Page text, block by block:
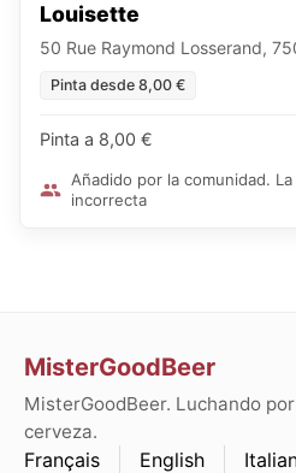
Louisette
50 Rue Raymond Losserand,
Pinta desde 8,00 €
Pinta a 8,00 €
Añadido por la comunidad.
incorrecta
MisterGoodBeer
MisterGoodBeer. Luchando
cerveza.
Français English